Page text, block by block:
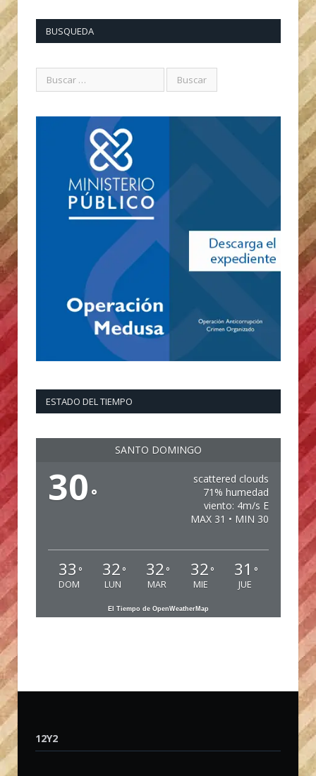
BUSQUEDA
ESTADO DEL TIEMPO
SANTO DOMINGO
30 °
scattered clouds
71% humedad
viento: 4m/s E
MAX 31 • MIN 30
33 °
DOM
32 °
LUN
32 °
MAR
32 °
MIE
31 °
JUE
El Tiempo de OpenWeatherMap
12Y2